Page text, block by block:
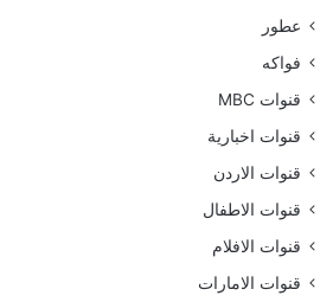
عطور
فواكه
قنوات MBC
قنوات اخبارية
قنوات الاردن
قنوات الاطفال
قنوات الافلام
قنوات الامارات